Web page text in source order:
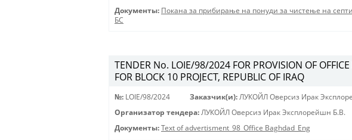
Документы: Покана за прибирање на понуди за чистење на
БС
TENDER No. LOIE/98/2024 FOR PROVISION OF
FOR BLOCK 10 PROJECT, REPUBLIC OF IRAQ
№: LOIE/98/2024 Заказчик(и): ЛУКОЙЛ Оверсиз Ирак
Организатор тендера: ЛУКОЙЛ Оверсиз Ирак Эксплорейшн Б.В.
Документы: Text of advertisment_98_Office Baghdad_Eng